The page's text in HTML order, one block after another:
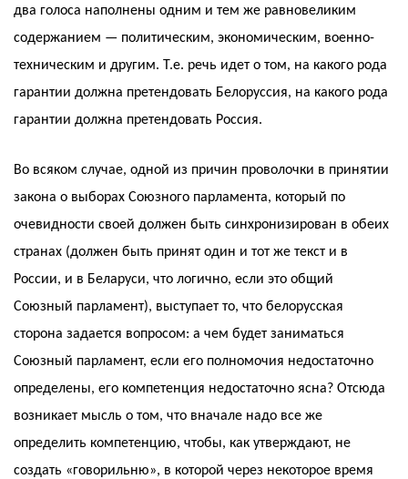
два голоса наполнены одним и тем же равновеликим
содержанием — политическим, экономическим, военно-
техническим и другим. Т.е. речь идет о том, на какого рода
гарантии должна претендовать Белоруссия, на какого рода
гарантии должна претендовать Россия.
Во всяком случае, одной из причин проволочки в принятии
закона о выборах Союзного парламента, который по
очевидности своей должен быть синхронизирован в обеих
странах (должен быть принят один и тот же текст и в
России, и в Беларуси, что логично, если это общий
Союзный парламент), выступает то, что белорусская
сторона задается вопросом: а чем будет заниматься
Союзный парламент, если его полномочия недостаточно
определены, его компетенция недостаточно ясна? Отсюда
возникает мысль о том, что вначале надо все же
определить компетенцию, чтобы, как утверждают, не
создать «говорильню», в которой через некоторое время